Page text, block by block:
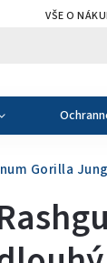
VŠE O
Gorilla